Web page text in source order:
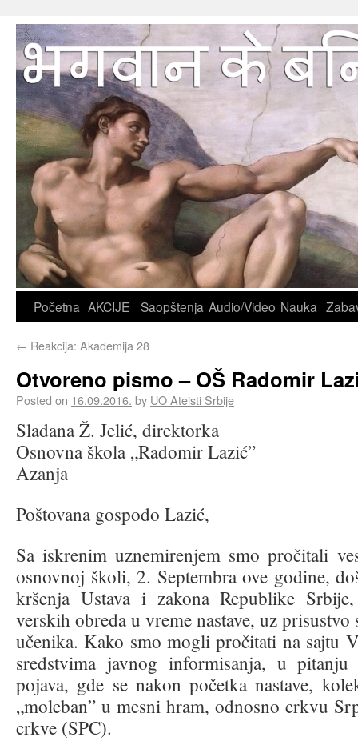
Početna AKCIJE Saopštenja Audio/Video Nauka
← Reakcija: Akademija 28
Otvoreno pismo – OŠ Radomir
Posted on 16.09.2016. by UO Ateisti Srbije
Slađana Ž. Jelić, direktorka
Osnovna škola „Radomir Lazić”
Azanja
Poštovana gospođo Lazić,
Sa iskrenim uznemirenjem smo pročitali
osnovnoj školi, 2. Septembra ove godine,
kršenja Ustava i zakona Republike
verskih obreda u vreme nastave, uz
učenika. Kako smo mogli pročitati na sajtu
sredstvima javnog informisanja, u pitanju
pojava, gde se nakon početka nastave,
„moleban” u mesni hram, odnosno crkvu
crkve (SPC).